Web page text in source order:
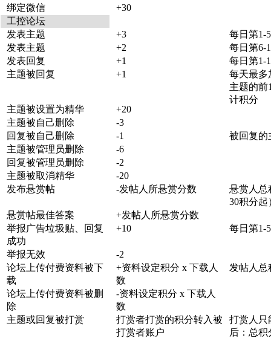
绑定微信
+30
工控论坛
发表主题
+3
每日第1-
发表主题
+2
每日第6-
发表回复
+1
每日第1-
主题被回复
+1
每天最多
主题的前
计积分
主题被设置为精华
+20
主题被自己删除
-3
回复被自己删除
-1
被回复的
主题被管理员删除
-6
回复被管理员删除
-2
主题被取消精华
-20
发布悬赏帖
-发帖人所悬赏分数
悬赏人总
30积分起
悬赏帖最佳答案
+发帖人所悬赏分数
举报广告垃圾贴、回复
成功
+10 每日第1-
举报无效
-2
论坛上传付费资料被下
载
+资料设定积分 x 下载人
数
发帖人总
论坛上传付费资料被删
除
-资料设定积分 x 下载人
数
主题或回复被打赏
打赏者打赏的积分转入被
打赏者账户
打赏人只
后：总积